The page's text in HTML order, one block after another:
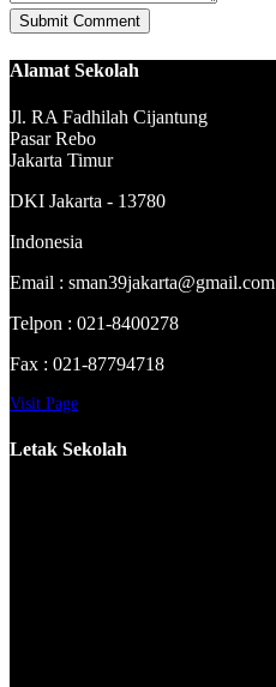
Alamat Sekolah
Jl. RA Fadhilah Cijantung
Pasar Rebo
Jakarta Timur
DKI Jakarta - 13780
Indonesia
Email : sman39jakarta@gmail.com
Telpon : 021-8400278
Fax : 021-87794718
Visit Page
Letak Sekolah